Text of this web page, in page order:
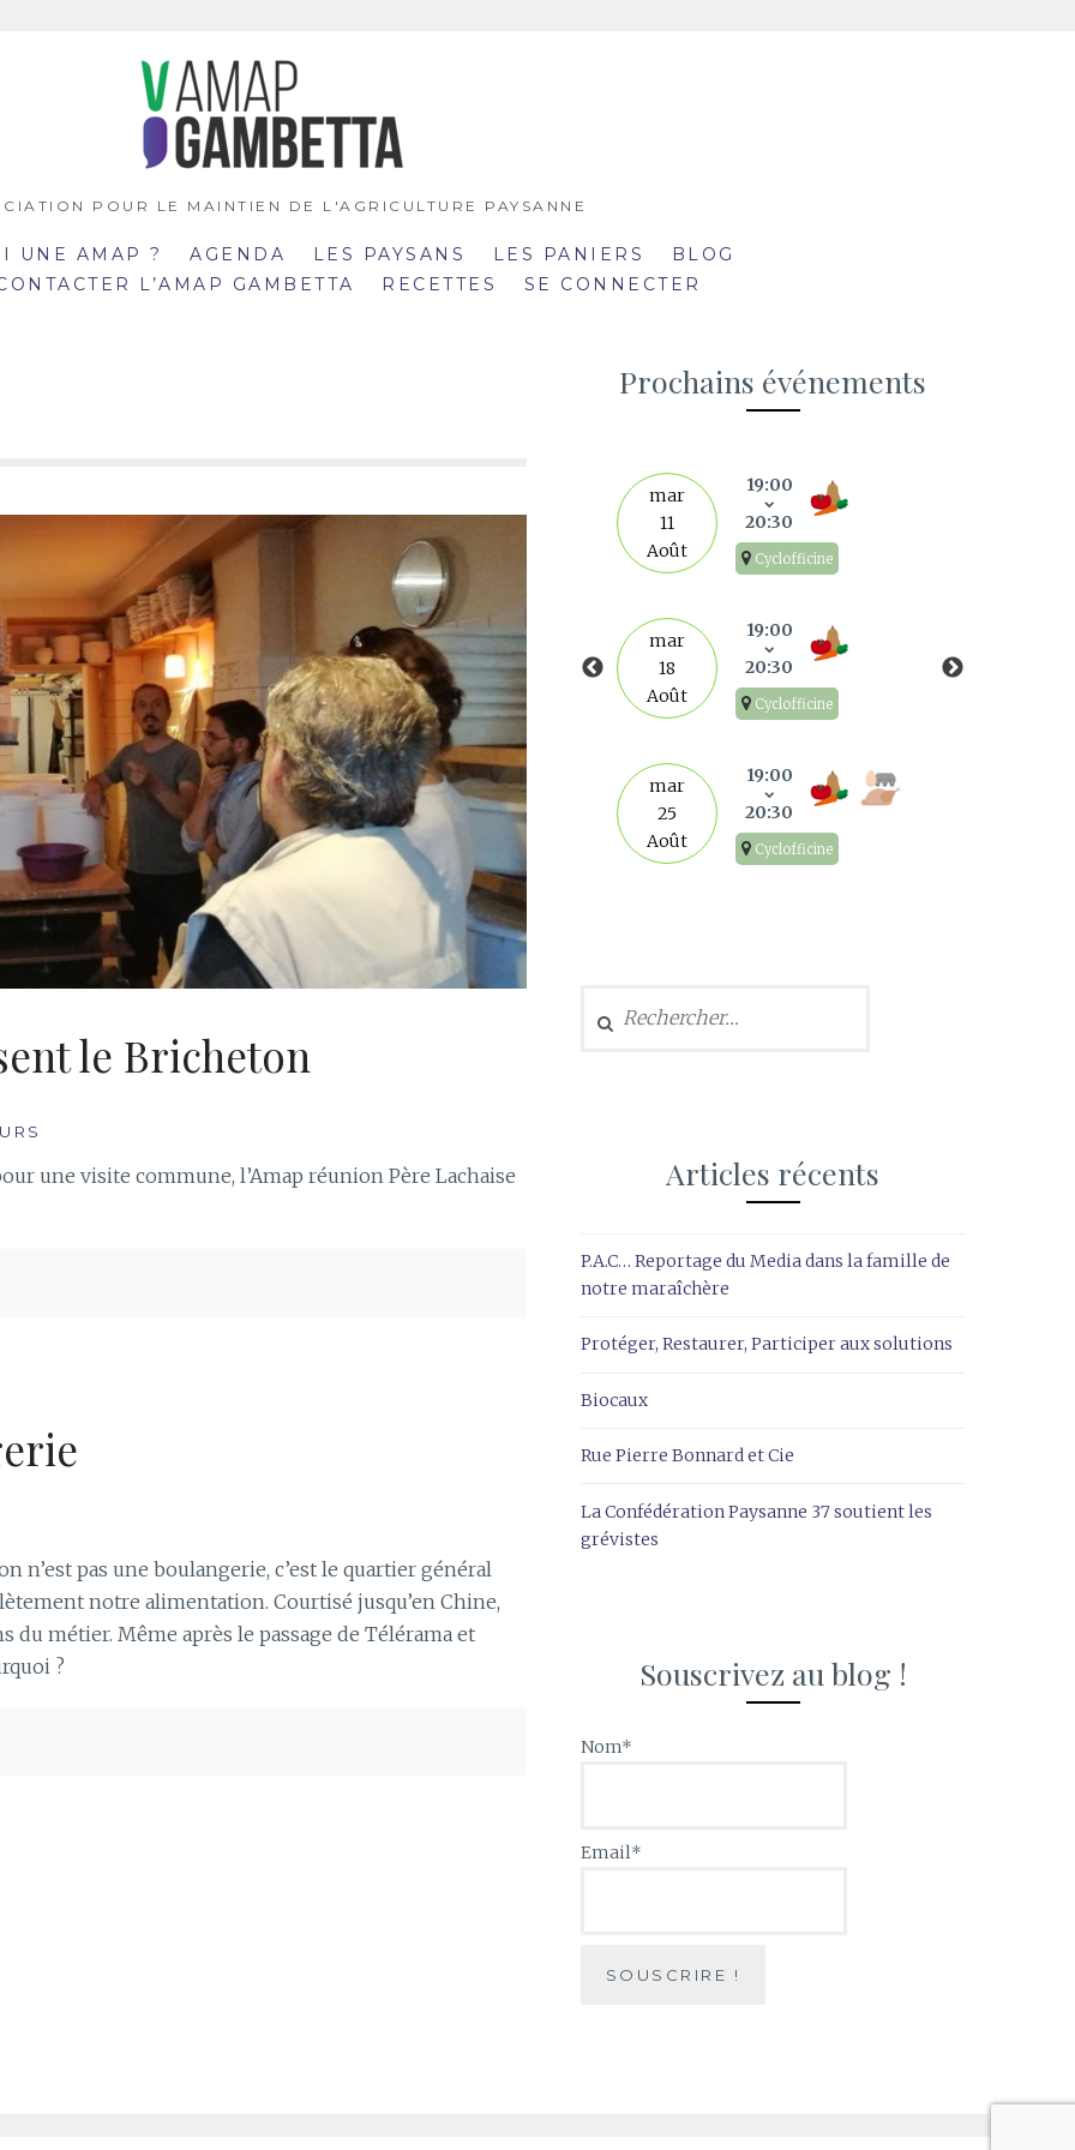
POUR LE MAINTIEN DE L'AGRICULTURE PAYSANNE
UNE AMAP ? AGENDA LES PAYSANS LES PANIERS
BLOG
L’AMAP GAMBETTA
RECETTES SE CONNECTER
le Bricheton
une visite commune, l’Amap réunion Père Lachaise
n’est pas une boulangerie, c’est le quartier général
notre alimentation. Courtisé jusqu’en Chine,
métier. Même après le passage de Télérama et
?
Prochains événements
21
20:30
Cyclofficine
28
Juil
19:00
20:30
Cyclofficine
mar
Août
19:00
20:30
Cyclofficine
août 2026
mar
11
Août
19:00
20:30
Cyclofficine
mar
18
Août
19:00
20:30
Cyclofficine
mar
25
Août
19:00
20:30
Cyclofficine
Articles récents
P.A.C… Reportage du Media dans la famille de
notre maraîchère
Protéger, Restaurer, Participer aux solutions
Biocaux
Rue Pierre Bonnard et Cie
La Confédération Paysanne 37 soutient les
grévistes
Souscrivez au blog !
Nom*
Email*